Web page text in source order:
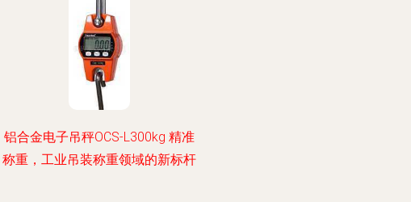
铝合金电子吊秤OCS-L300kg 精准
称重，工业吊装称重领域的新标杆